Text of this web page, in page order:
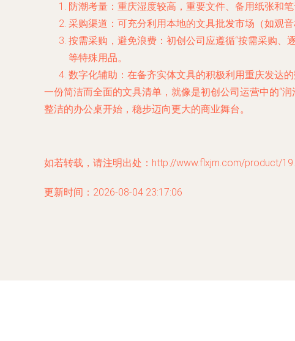
防潮考量 ：重庆湿度较高，重要文件、备用纸张和
采购渠道 ：可充分利用本地的文具批发市场（如观
按需采购，避免浪费 ：初创公司应遵循“按需采购
等特殊用品。
数字化辅助 ：在备齐实体文具的积极利用重庆发达
一份简洁而全面的文具清单，就像是初创公司运营中的“
整洁的办公桌开始，稳步迈向更大的商业舞台。
如若转载，请注明出处：http://www.flxjm.com/product/
更新时间：2026-08-04 23:17:06